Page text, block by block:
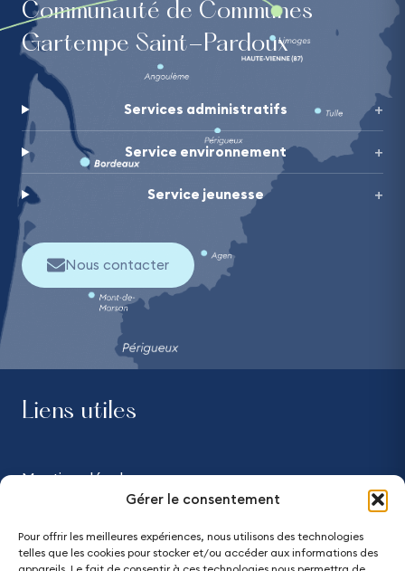
Gérer le consentement
Pour offrir les meilleures expériences, nous utilisons des technologies
telles que les cookies pour stocker et/ou accéder aux informations des
Communauté de Communes
Gartempe Saint-Pardoux
Services administratifs
Service environnement
Service jeunesse
Nous contacter
Liens utiles
Mentions légales
Accessibilité - partiellement conforme